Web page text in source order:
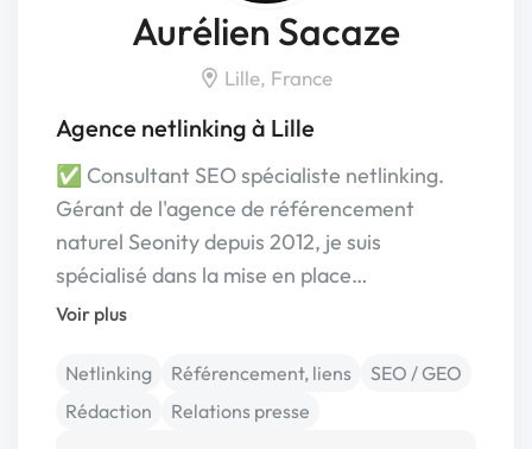
Aurélien Sacaze
Lille, France
Agence netlinking à Lille
✅ Consultant SEO spécialiste netlinking.
Gérant de l'agence de référencement
naturel Seonity depuis 2012, je suis
spécialisé dans la mise en place…
Voir plus
Netlinking Référencement, liens
SEO / GEO
Rédaction
Relations presse